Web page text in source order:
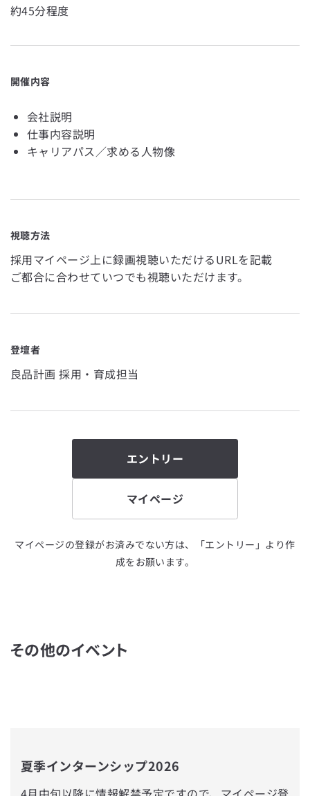
約45分程度
開催内容
会社説明
仕事内容説明
キャリアパス／求める人物像
視聴方法
採用マイページ上に録画視聴いただけるURLを記載
ご都合に合わせていつでも視聴いただけます。
登壇者
良品計画 採用・育成担当
エントリー
マイページ
マイページの登録がお済みでない方は、「エントリー」より作
成をお願います。
その他のイベント
夏季インターンシップ2026